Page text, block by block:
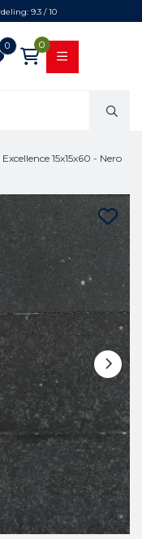
9.3 / 10
0 0
15x15x60 - Nero